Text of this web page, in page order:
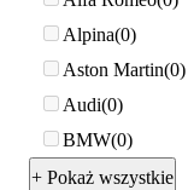
Alpina 0
Aston Martin 0
Audi 0
BMW 0
+ Pokaż wszystkie